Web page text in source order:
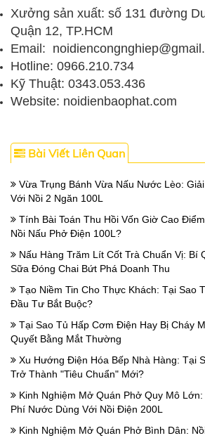
Xưởng sản xuất: số 131 đường
Quận 12, TP.HCM
Email:
Hotline: 0966.210.734
Kỹ Thuật: 0343.053.436
Website: noidienbaophat.com
Bài Viết Liên Quan
Vừa Trụng Bánh Vừa Nấu Nước Lèo:
Với Nồi 2 Ngăn 100L
Tính Bài Toán Thu Hồi Vốn Giờ Cao
Nồi Nấu Phở Điện 100L?
Nấu Hàng Trăm Lít Cốt Trà Chuẩn Vị: Bí
Sữa Đóng Chai Bứt Phá Doanh Thu
Tạo Niềm Tin Cho Thực Khách: Tại Sao
Đầu Tư Bắt Buộc?
Tại Sao Tủ Hấp Cơm Điện Hay Bị Cháy
Quyết Bằng Mắt Thường
Xu Hướng Điện Hóa Bếp Nhà Hàng: Tại
Trở Thành "Tiêu Chuẩn" Mới?
Kinh Nghiệm Mở Quán Phở Quy Mô
Phí Nước Dùng Với Nồi Điện 200L
Kinh Nghiệm Mở Quán Phở Bình Dân: